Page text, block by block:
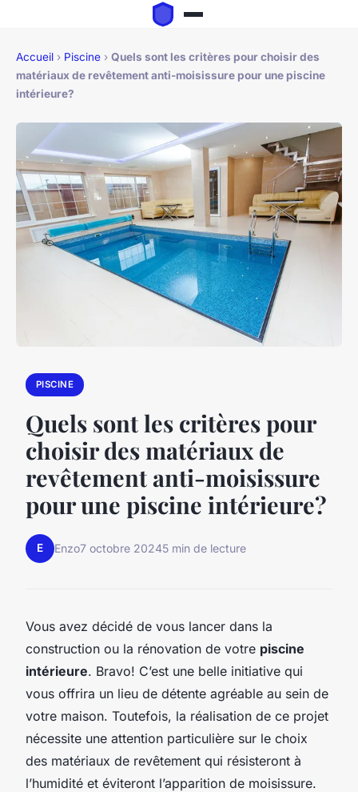
Accueil › Piscine › Quels sont les critères pour choisir des
matériaux de revêtement anti-moisissure pour une piscine
intérieure?
PISCINE
Quels sont les critères pour
choisir des matériaux de
revêtement anti-moisissure
pour une piscine intérieure?
E Enzo7 octobre 20245 min de lecture
Vous avez décidé de vous lancer dans la
construction ou la rénovation de votre piscine
intérieure. Bravo! C’est une belle initiative qui
vous offrira un lieu de détente agréable au sein de
votre maison. Toutefois, la réalisation de ce projet
nécessite une attention particulière sur le choix
des matériaux de revêtement qui résisteront à
l’humidité et éviteront l’apparition de moisissure.